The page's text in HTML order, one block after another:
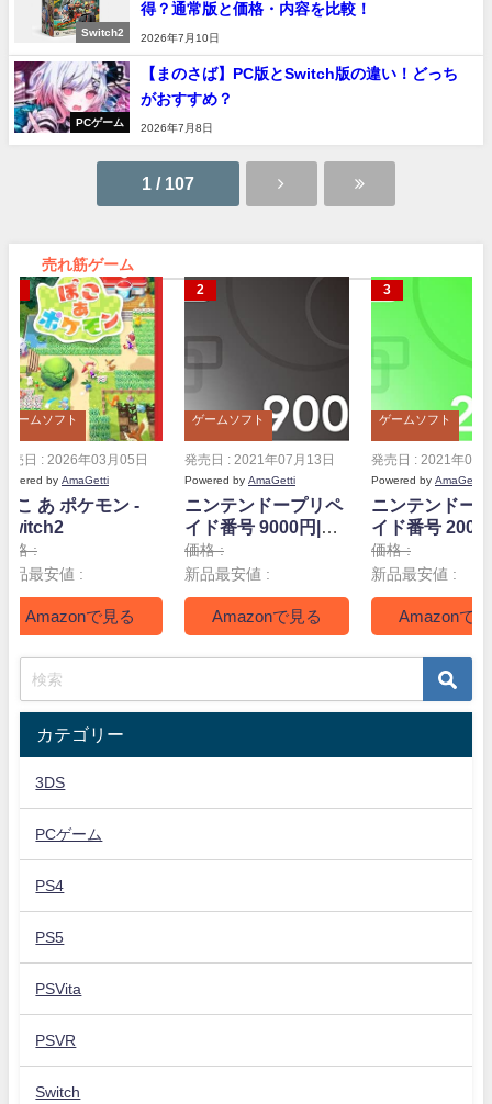
Switch2
得？通常版と価格・内容を比較！
2026年7月10日
PCゲーム
【まのさば】PC版とSwitch版の違い！どっち
がおすすめ？
2026年7月8日
1 / 107
売れ筋ゲーム
ゲームソフト
売日 : 2026年03月05日
by AmaGetti
こ あ ポケモン -
格 :
品最安値 :
Amazonで見る
ゲームソフト
発売日 : 2021年07月13日
Powered by AmaGetti
ニンテンドープリペ
イド番号 9000円|オ
ンラインコード版
価格 :
新品最安値 :
Amazonで見る
ゲームソフト
発売日 : 2021年07
Powered by AmaGetti
ニンテンドー
イド番号 2000
ンラインコー
価格 :
新品最安値 :
Amazonで
カテゴリー
3DS
PCゲーム
PS4
PS5
PSVita
PSVR
Switch